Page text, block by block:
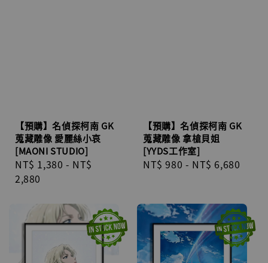
【預購】名偵探柯南 GK
蒐藏雕像 愛麗絲小哀
[MAONI STUDIO]
Regular
price
NT$ 1,380 - NT$
2,880
【預購】名偵探柯南 GK
蒐藏雕像 拿槍貝姐
[YYDS工作室]
Regular
NT$ 980 - NT$ 6,680